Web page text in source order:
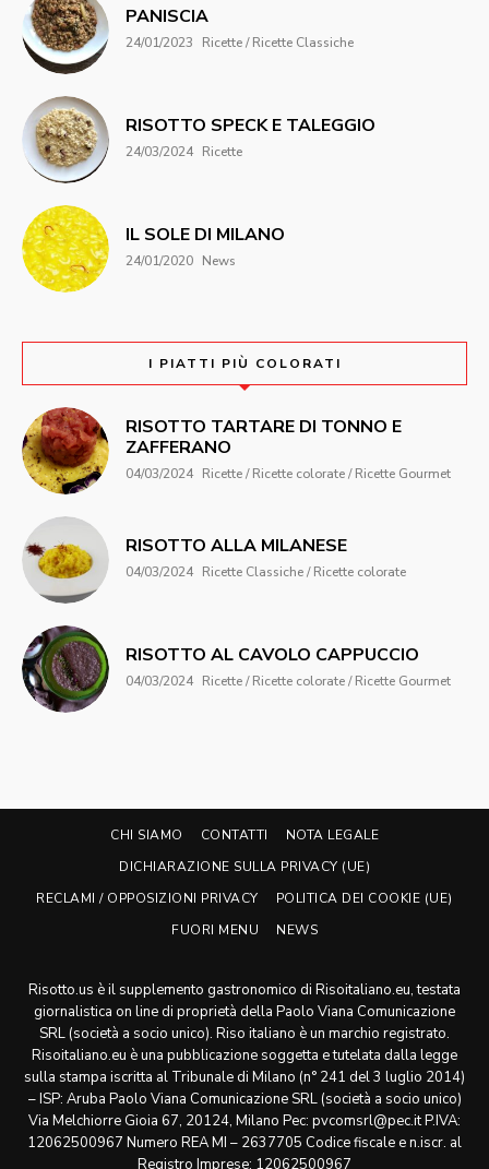
PANISCIA
24/01/2023 Ricette / Ricette Classiche
RISOTTO SPECK E TALEGGIO
24/03/2024 Ricette
IL SOLE DI MILANO
24/01/2020 News
I PIATTI PIÙ COLORATI
RISOTTO TARTARE DI TONNO E
ZAFFERANO
04/03/2024 Ricette / Ricette colorate / Ricette Gourmet
RISOTTO ALLA MILANESE
04/03/2024 Ricette Classiche / Ricette colorate
RISOTTO AL CAVOLO CAPPUCCIO
04/03/2024 Ricette / Ricette colorate / Ricette Gourmet
CHI SIAMO CONTATTI
NOTA LEGALE
DICHIARAZIONE SULLA PRIVACY (UE)
RECLAMI / OPPOSIZIONI PRIVACY
POLITICA DEI COOKIE (UE)
FUORI MENU
NEWS
Risotto.us è il supplemento gastronomico di Risoitaliano.eu, testata
giornalistica on line di proprietà della Paolo Viana Comunicazione
SRL (società a socio unico). Riso italiano è un marchio registrato.
Risoitaliano.eu è una pubblicazione soggetta e tutelata dalla legge
sulla stampa iscritta al Tribunale di Milano (n° 241 del 3 luglio 2014)
– ISP: Aruba Paolo Viana Comunicazione SRL (società a socio unico)
Via Melchiorre Gioia 67, 20124, Milano Pec: pvcomsrl@pec.it P.IVA:
12062500967 Numero REA MI – 2637705 Codice fiscale e n.iscr. al
Registro Imprese: 12062500967